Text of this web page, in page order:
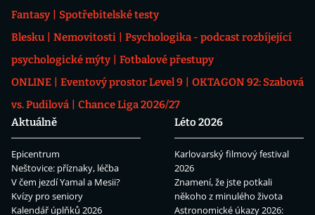
Fantasy
Spotřebitelské testy
Blesku
Nemovitosti
Psychologika - podcast rozbíjející
psychologické mýty
Fotbalové přestupy
ONLINE
Eventový prostor Level 9
OKTAGON 92: Szabová
vs. Pudilová
Chance Liga 2026/27
Aktuálně
Epicentrum
Neštovice: příznaky, léčba
V čem jezdí Yamal a Mesii?
Kvízy pro seniory
Kalendář úplňků 2026
Léto 2026
Karlovarský filmový festival
2026
Znamení, že jste potkali
někoho z minulého života
Astronomické úkazy 2026: